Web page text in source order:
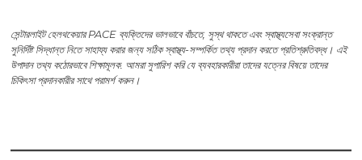
সেন্টারলাইট হেলথকেয়ার PACE ব্যক্তিদের ভালভাবে বাঁচতে, সুস্থ থাকতে এবং স্বাস্থ্যসেবা সংক্রান্ত
সুনির্দিষ্ট সিদ্ধান্ত নিতে সাহায্য করার জন্য সঠিক স্বাস্থ্য-সম্পর্কিত তথ্য প্রদান করতে প্রতিশ্রুতিবদ্ধ। এই
উপাদান তথ্য কঠোরভাবে শিক্ষামূলক. আমরা সুপারিশ করি যে ব্যবহারকারীরা তাদের যত্নের বিষয়ে তাদের
চিকিৎসা প্রদানকারীর সাথে পরামর্শ করুন।